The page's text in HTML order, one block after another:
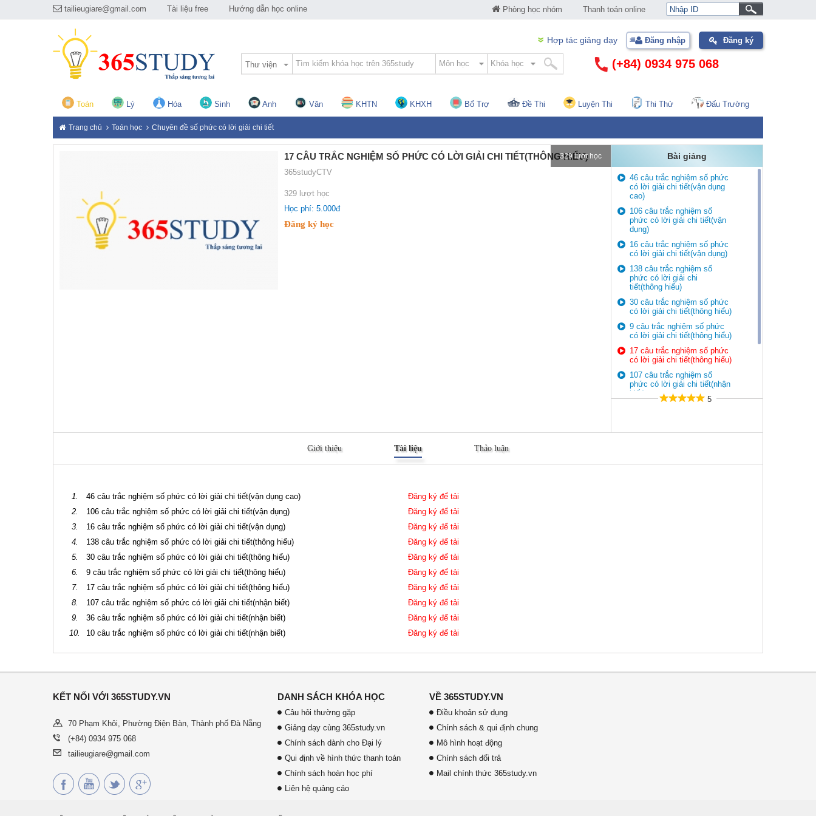
tailieugiare@gmail.com Tài liệu free Hướng dẫn học online Phòng học nhóm Thanh toán online
Hợp tác giảng dạy Đăng nhập Đăng ký
(+84) 0934 975 068
Thư viện
Toán Lý Hóa Sinh Anh Văn KHTN KHXH Bổ Trợ Đề Thi Luyện Thi Thi Thử Đấu Trường
Trang chủ Toán học Chuyên đề số phức có lời giải chi tiết
329 lượt học
17 CÂU TRẮC NGHIỆM SỐ PHỨC CÓ LỜI GIẢI CHI TIẾT(THÔNG HIỂU)
365studyCTV
329 lượt học
Học phí: 5.000đ
Đăng ký học
Bài giảng
46 câu trắc nghiệm số phức
có lời giải chi tiết(vận dụng
cao)
106 câu trắc nghiệm số
phức có lời giải chi tiết(vận
dụng)
16 câu trắc nghiệm số phức
có lời giải chi tiết(vận dụng)
138 câu trắc nghiệm số
phức có lời giải chi
tiết(thông hiểu)
30 câu trắc nghiệm số phức
có lời giải chi tiết(thông hiểu)
9 câu trắc nghiệm số phức
có lời giải chi tiết(thông hiểu)
17 câu trắc nghiệm số phức
có lời giải chi tiết(thông hiểu)
107 câu trắc nghiệm số
phức có lời giải chi tiết(nhận
biết)
10 câu trắc nghiệm số phức
5
Giới thiệu Tài liệu Thảo luận
1. 46 câu trắc nghiệm số phức có lời giải chi tiết(vận dụng cao)
Đăng ký để tải
2.
106 câu trắc nghiệm số phức có lời giải chi tiết(vận dụng)
Đăng ký để tải
3.
16 câu trắc nghiệm số phức có lời giải chi tiết(vận dụng)
Đăng ký để tải
4.
138 câu trắc nghiệm số phức có lời giải chi tiết(thông hiểu)
Đăng ký để tải
5.
30 câu trắc nghiệm số phức có lời giải chi tiết(thông hiểu)
Đăng ký để tải
6.
9 câu trắc nghiệm số phức có lời giải chi tiết(thông hiểu)
Đăng ký để tải
7.
17 câu trắc nghiệm số phức có lời giải chi tiết(thông hiểu)
Đăng ký để tải
8.
107 câu trắc nghiệm số phức có lời giải chi tiết(nhận biết)
Đăng ký để tải
9.
36 câu trắc nghiệm số phức có lời giải chi tiết(nhận biết)
Đăng ký để tải
10.
10 câu trắc nghiệm số phức có lời giải chi tiết(nhận biết) Đăng ký để tải
KẾT NỐI VỚI 365STUDY.VN
70 Phạm Khôi, Phường Điện Bàn, Thành phố Đà Nẵng
(+84) 0934 975 068
tailieugiare@gmail.com
DANH SÁCH KHÓA HỌC
Câu hỏi thường gặp
Giảng dạy cùng 365study.vn
Chính sách dành cho Đại lý
Qui định về hình thức thanh toán
Chính sách hoàn học phí
Liên hệ quảng cáo
VỀ 365STUDY.VN
Điều khoản sử dụng
Chính sách & qui định chung
Mô hình hoạt động
Chính sách đổi trả
Mail chính thức 365study.vn